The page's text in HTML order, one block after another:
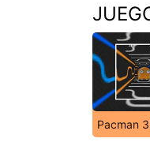
Pacman